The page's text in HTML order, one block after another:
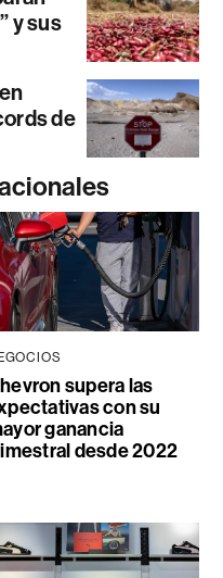
y sus
de
supera las
con su
ganancia
desde 2022